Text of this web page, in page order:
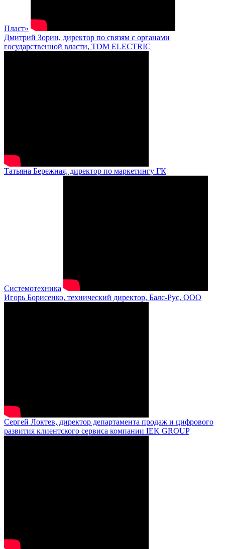
Пласт»
Дмитрий Зорин, директор по связям с органами
государственной власти, TDM ELECTRIC
Татьяна Бережная, директор по маркетингу ГК
Системотехника
Игорь Борисенко, технический директор, Балс-Рус, ООО
Сергей Локтев, директор департамента продаж и цифрового
развития клиентского сервиса компании IEK GROUP